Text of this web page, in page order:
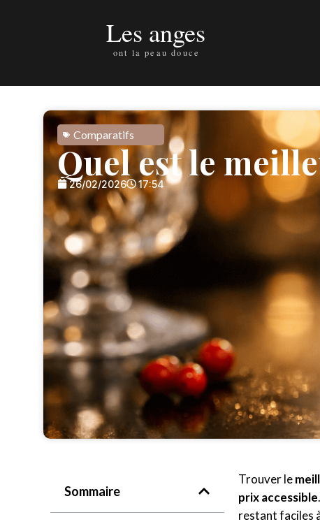
Comparatifs
Quel est le
26/02/2026 17:54
Sommaire
Trouver le
prix accessible
restant faciles